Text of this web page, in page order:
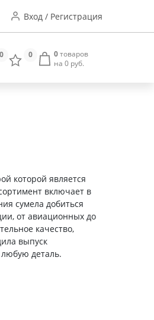
Вход / Регистрация
0 0 0товаров
на 0 руб.
которой является
включает в
сумела добиться
от авиационных до
качество,
выпуск
деталь.